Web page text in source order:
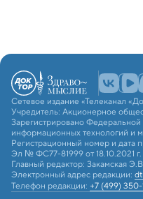
Сетевое издание «Телеканал
Учредитель: Акционерное
Зарегистрировано
информационных технологий и
Регистрационный номер и дата
Эл № ФС77-81999 от 18.10.2021 г.
Главный редактор: Закамская
Электронный адрес редакции:
Телефон редакции: +7 (499)